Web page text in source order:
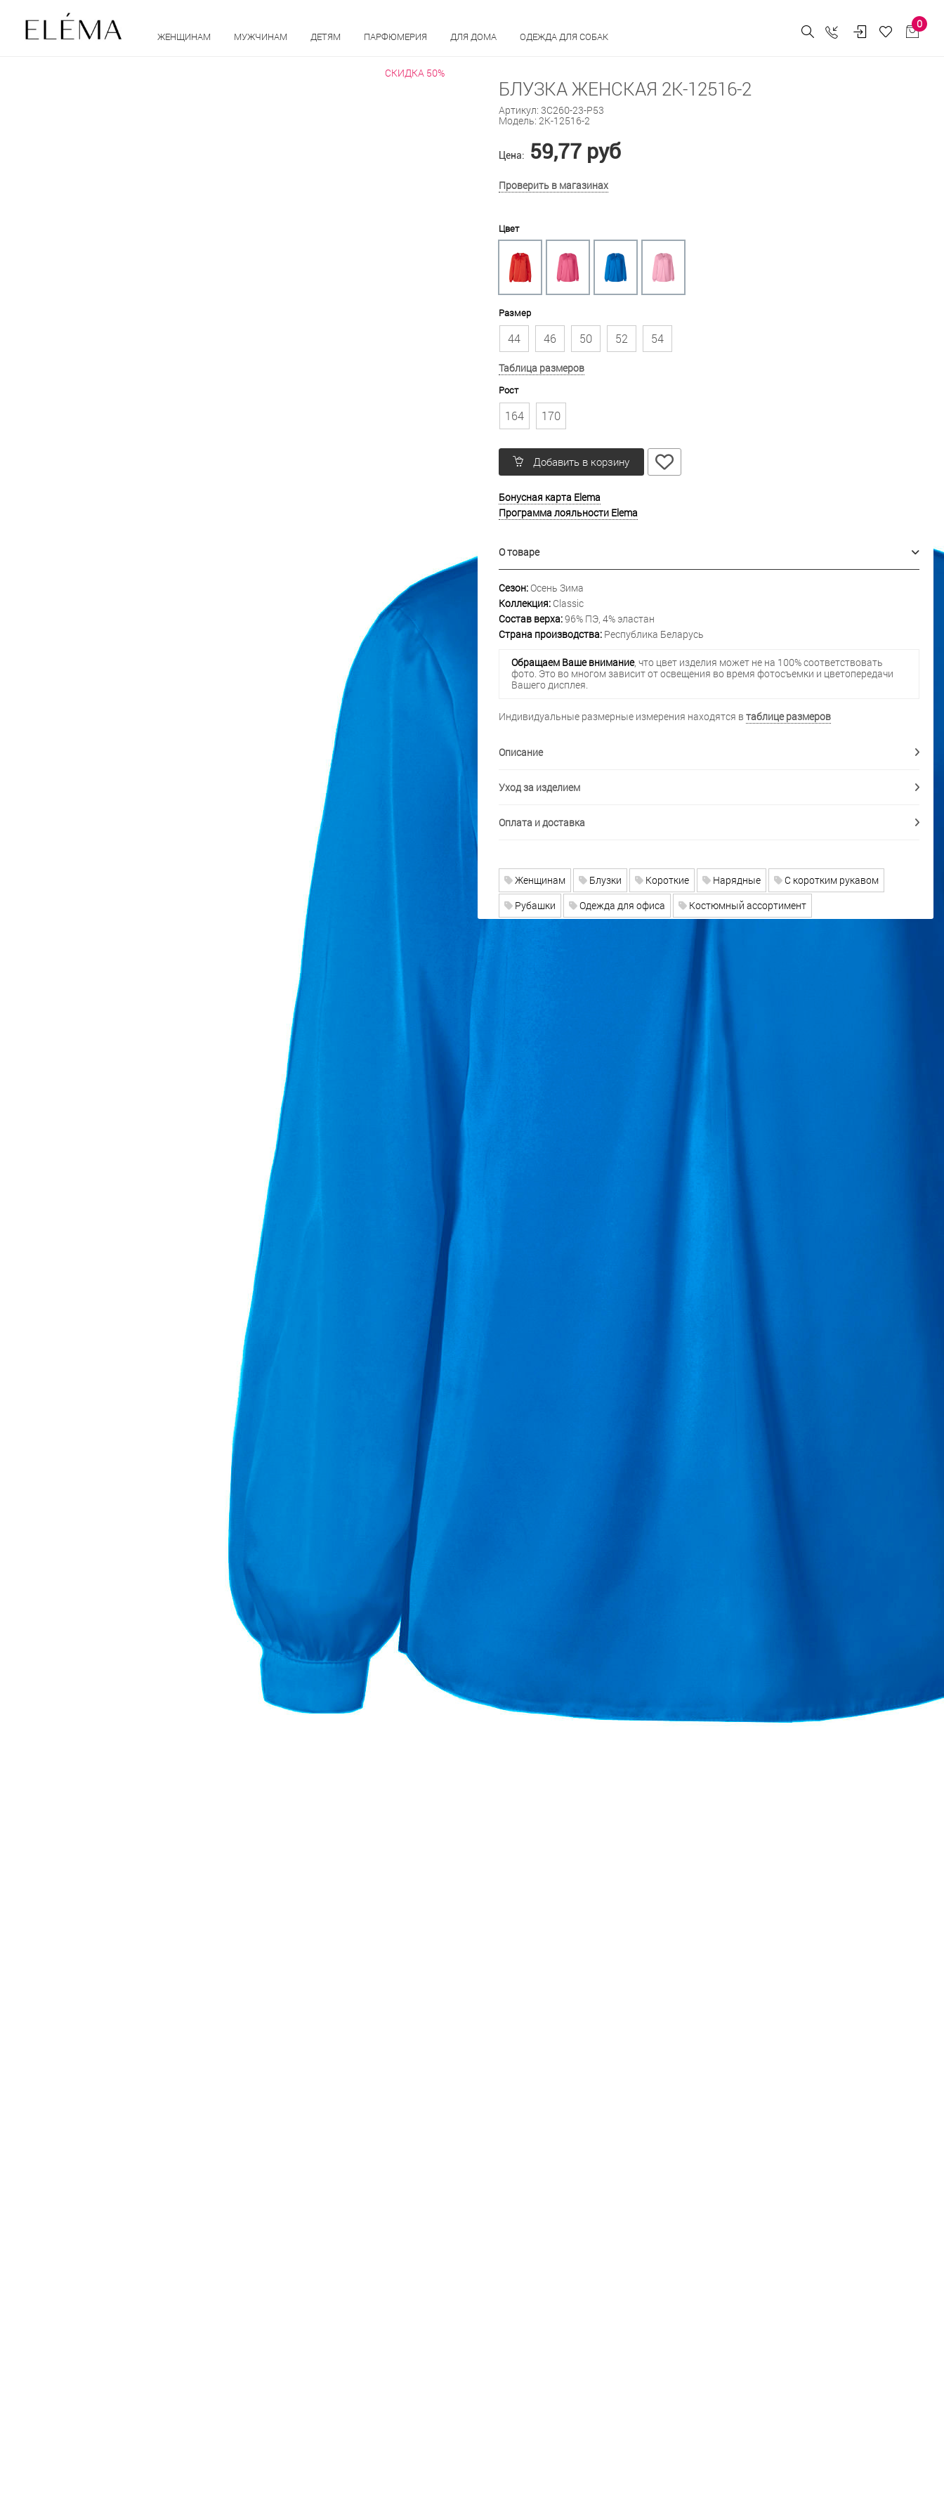
ЖЕНЩИНАМ МУЖЧИНАМ ДЕТЯМ ПАРФЮМЕРИЯ ДЛЯ ДОМА ОДЕЖДА ДЛЯ СОБАК
0
СКИДКА 50%
БЛУЗКА ЖЕНСКАЯ 2К-12516-2
Артикул: 3С260-23-Р53
Модель: 2К-12516-2
Цена: 59,77 руб
Проверить в магазинах
Цвет
Размер
44 46 50 52 54
Таблица размеров
Рост
164 170
Добавить в корзину
Бонусная карта Elema
Программа лояльности Elema
О товаре
Сезон:Осень Зима
Коллекция:Classic
Состав верха:96% ПЭ, 4% эластан
Страна производства:Республика Беларусь
Обращаем Ваше внимание, что цвет изделия может не на 100% соответствовать
фото. Это во многом зависит от освещения во время фотосъемки и цветопередачи
Вашего дисплея.
Индивидуальные размерные измерения находятся в таблице размеров
Описание
Уход за изделием
Оплата и доставка
Женщинам Блузки Короткие Нарядные
С коротким рукавом
Рубашки
Одежда для офиса Костюмный ассортимент